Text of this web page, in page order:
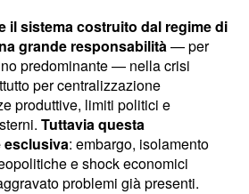
il sistema costruito dal regime di
grande responsabilità — per
predominante — nella crisi
per centralizzazione
produttive, limiti politici e
Tuttavia questa
esclusiva: embargo, isolamento
e shock economici
problemi già presenti.